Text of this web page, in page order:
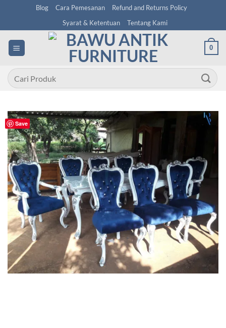
content
Blog Cara Pemesanan
Refund and Returns Policy
Syarat & Ketentuan
Tentang Kami
0
Pencarian
untuk:
Save